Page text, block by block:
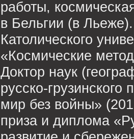
работы,
в Бельгии (в
Католического
«Космические
Доктор наук
русско-
мир без войны»
приза и диплома